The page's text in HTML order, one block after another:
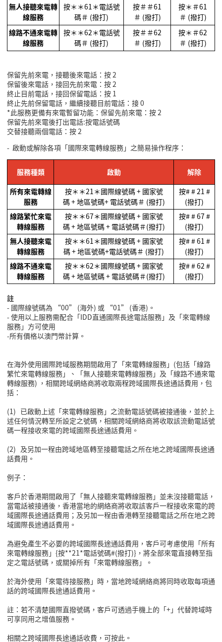
無人接聽來電轉
線服務
按＊＊61＊電話號
碼＃ (撥打)
按＃＃61
＃ (撥打)
按＊＃61
＃ (撥打)
線路不通來電轉
線服務
按＊＊62＊電話號
碼＃ (撥打)
按＃＃62
＃ (撥打)
按＊＃62
＃ (撥打)
保留先前來電，接聽後來電話：按2
保留後來電話，接回先前來電：按2
終止目前電話，接回保留電話：按 1
終止先前保留電話，繼續接聽目前電話：接0
*此服務更備有來電暫留功能：保留先前來電：按2
保留先前來電後打出電話:按電話號碼
交替接聽兩個電話：按2
- 啟動或解除各項「國際來電轉線服務」之簡易操作程序：
服務種類 啟動
解除
所有來電轉線
服務
按＊＊21＊國際線號碼+ 國家號
碼+地區號碼+ 電話號碼＃ (撥打)
按# # 21 #
(撥打)
線路繁忙來電
轉線服務
按＊＊67＊國際線號碼+ 國家號
碼+地區號碼+ 電話號碼＃(撥打)
按# # 67 #
(撥打)
無人接聽來電
轉線服務
按＊＊61＊國際線號碼+ 國家號
碼+地區號碼+電話號碼＃ (撥打)
按# # 61 #
(撥打)
線路不通來電
轉線服務
按＊＊62＊國際線號碼+ 國家號
碼+地區號碼+ 電話號碼＃(撥打)
按# # 62 #
(撥打)
註
- 國際線號碼為 “00” (海外) 或 “01” (香港) 。
-使用以上服務需配合「IDD直通國際長途電話服務」及「來電轉線
服務」方可使用
-所有價格以澳門幣計算。
在海外使用國際跨域服務期間啟用了「來電轉線服務」 (包括「線路
繁忙來電轉線服務」、「無人接聽來電轉線服務」及「線路不通來電
轉線服務) ，相關跨域網絡商將收取兩程跨域國際長途通話費用，包
括：
(1) 已啟動上述「來電轉線服務」之流動電話號碼被接通後，並於上
述任何情況轉至所設定之號碼，相關跨域網絡商將收取該流動電話號
碼一程接收來電的跨域國際長途通話費用。
(2) 及另加一程由跨域地區轉至接聽電話之所在地之跨域國際長途通
話費用。
例子：
客戶於香港期間啟用了「無人接聽來電轉線服務」並未沒接聽電話，
當電話被接通後，香港當地的網絡商將收取該客戶一程接收來電的跨
域國際長途通話費用；及另加一程由香港轉至接聽電話之所在地之跨
域國際長途通話費用。
為避免產生不必要的跨域國際長途通話費用，客戶可考慮使用「所有
來電轉線服務」 {按**21*電話號碼#(撥打)} ，將全部來電直接轉至指
定之電話號碼，或關掉所有「來電轉線服務」。
於海外使用「來電待接服務」時，當地跨域網絡商將同時收取每項通
話的跨域國際長途通話費用。
註：若不清楚國際直撥號碼，客戶可透過手機上的「+」代替跨域時
可享同用之增值服務。
相關之跨域國際長途通話收費，可按此 。